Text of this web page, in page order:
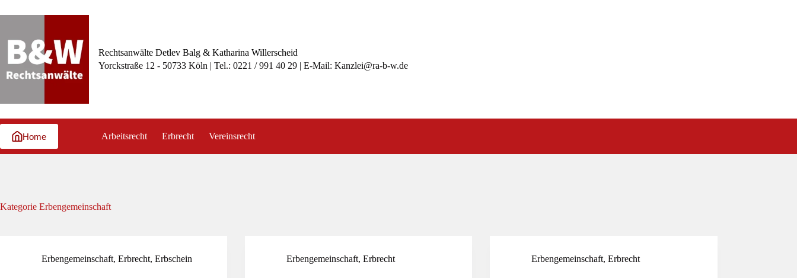
Inhalt
Rechtsanwälte Detlev Balg & Katharina Willerscheid
Yorckstraße 12 - 50733 Köln | Tel.: 0221 / 991 40 29 | E-Mail: Kanzlei@ra-b-w.de
Home Arbeitsrecht Erbrecht Vereinsrecht
Kategorie Erbengemeinschaft
Erbengemeinschaft, Erbrecht, Erbschein Erbengemeinschaft,Erbrecht Erbengemeinschaft,Erbrecht